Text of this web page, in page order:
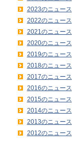
2023のニュース
2022のニュース
2021のニュース
2020のニュース
2019のニュース
2018のニュース
2017のニュース
2016のニュース
2015のニュース
2014のニュース
2013のニュース
2012のニュース